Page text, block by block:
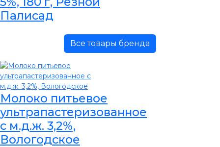
Палисад
Все товары бренда
Молоко питьевое
ультрапастеризованное
с м.д.ж. 3,2%,
Вологодское